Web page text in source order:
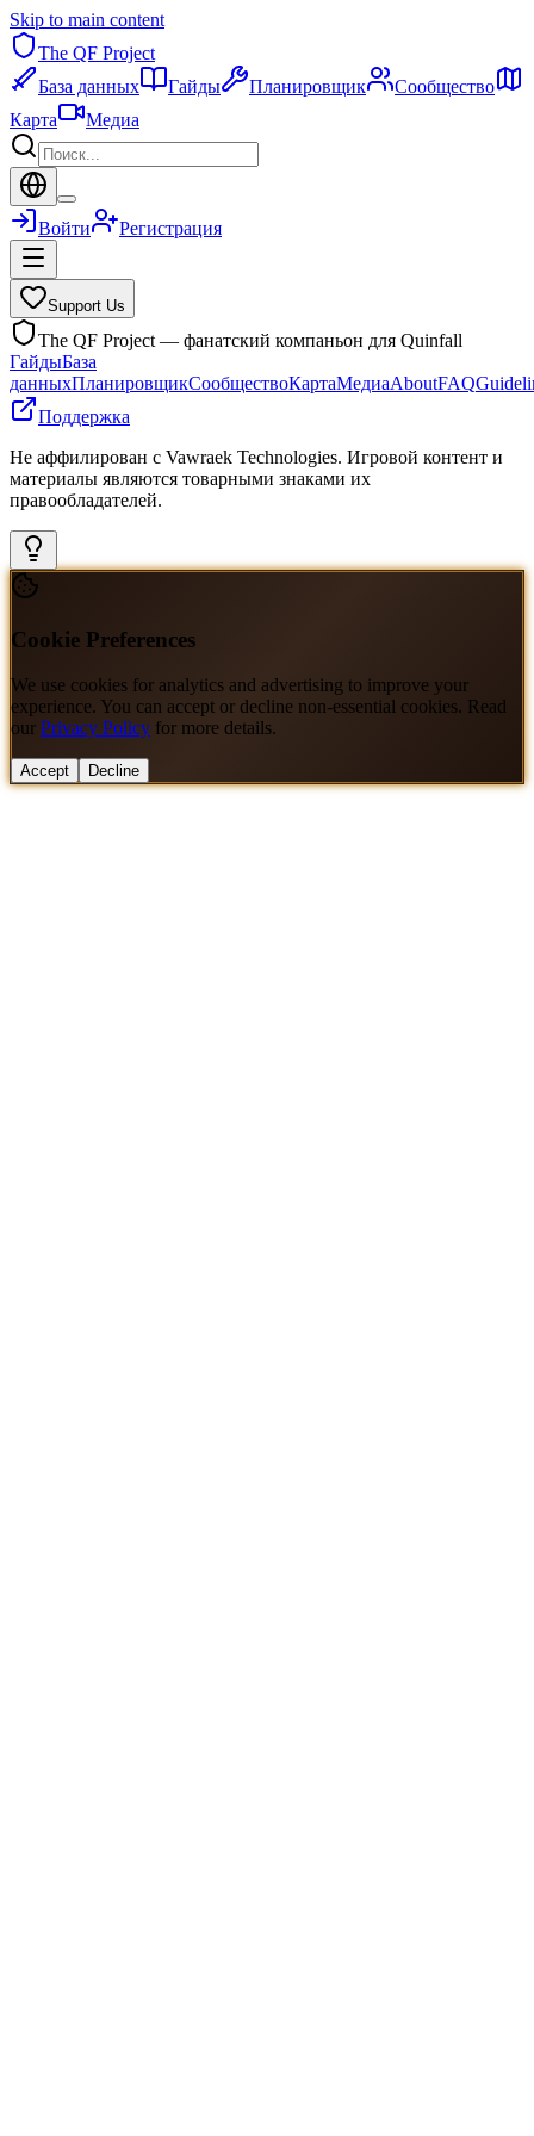
Skip to main content
The QF Project
База данных
Гайды Планировщик
Сообщество
Карта
Медиа
Войти Регистрация
Support Us
The QF Project — фанатский компаньон для Quinfall
ГайдыБаза
данныхПланировщикСообществоКартаМедиаAboutFAQ
Поддержка
Не аффилирован с Vawraek Technologies. Игровой контент и
материалы являются товарными знаками их
правообладателей.
Cookie Preferences
We use cookies for analytics and advertising to improve your
experience. You can accept or decline non-essential cookies. Read
our Privacy Policy for more details.
Accept Decline